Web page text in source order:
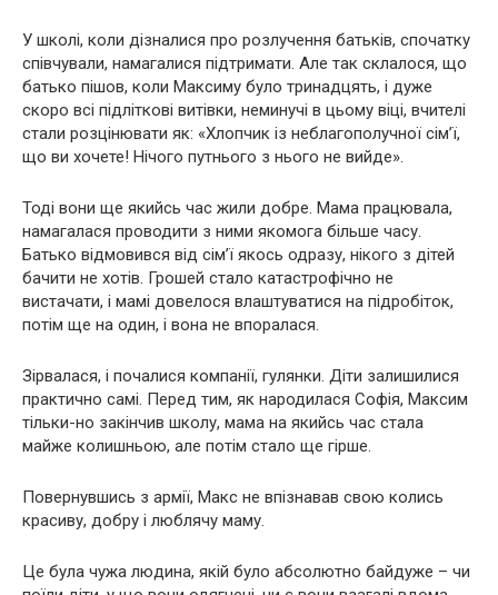
У школі, коли дізналися про розлучення батьків, спочатку
співчували, намагалися підтримати. Але так склалося, що
батько пішов, коли Максиму було тринадцять, і дуже
скоро всі підліткові витівки, неминучі в цьому віці, вчителі
стали розцінювати як: «Хлопчик із неблагополучної сім’ї,
що ви хочете! Нічого путнього з нього не вийде».
Тоді вони ще якийсь час жили добре. Мама працювала,
намагалася проводити з ними якомога більше часу.
Батько відмовився від сім’ї якось одразу, нікого з дітей
бачити не хотів. Грошей стало катастрофічно не
вистачати, і мамі довелося влаштуватися на підробіток,
потім ще на один, і вона не впоралася.
Зірвалася, і почалися компанії, гулянки. Діти залишилися
практично самі. Перед тим, як народилася Софія, Максим
тільки-но закінчив школу, мама на якийсь час стала
майже колишньою, але потім стало ще гірше.
Повернувшись з армії, Макс не впізнавав свою колись
красиву, добру і люблячу маму.
Це була чужа людина, якій було абсолютно байдуже – чи